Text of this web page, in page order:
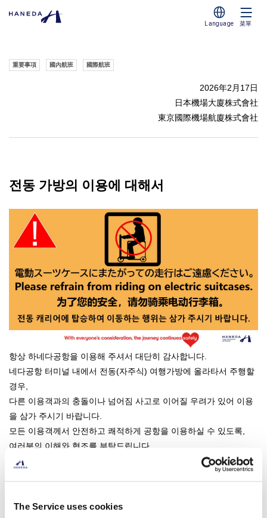
The Service uses cookies
Language 菜單
重要事項 國內航班 國際航班
2026年2月17日
日本機場大廈株式會社
東京國際機場航廈株式會社
전동 가방의 이용에 대해서
항상 하네다공항을 이용해 주셔서 대단히 감사합니다.
네다공항 터미널 내에서 전동(자주식) 여행가방에 올라타서 주행할
경우,
다른 이용객과의 충돌이나 넘어짐 사고로 이어질 우려가 있어 이용
을 삼가 주시기 바랍니다.
모든 이용객께서 안전하고 쾌적하게 공항을 이용하실 수 있도록,
여러분의 이해와 협조를 부탁드립니다.